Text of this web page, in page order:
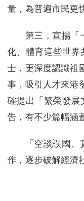
量，為普遍市民更
第三，宣揚「
化、體育這些世界
士，更深度認識祖
事，吸引人才來港
確提出「繁榮發展
告，有不少篇幅涵
「空談誤國
作，逐步破解經濟